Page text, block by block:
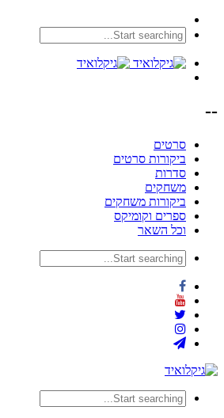
--
סרטים
ביקורות סרטים
סדרות
משחקים
ביקורות משחקים
ספרים וקומיקס
וכל השאר